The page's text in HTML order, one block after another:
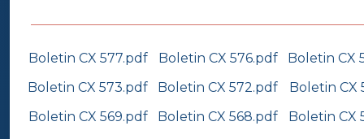
Boletin CX 577.pdf Boletin CX 576.pdf
Boletin CX
Boletin CX 573.pdf
Boletin CX 572.pdf
Boletin CX
Boletin CX 569.pdf
Boletin CX 568.pdf Boletin CX